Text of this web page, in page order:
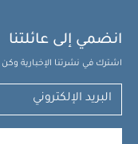
انضمي إلى عائلتنا
اشترك في نشرتنا الإخبارية